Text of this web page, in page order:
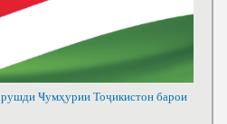
Ҹумҳурии Тоҷикистон барои